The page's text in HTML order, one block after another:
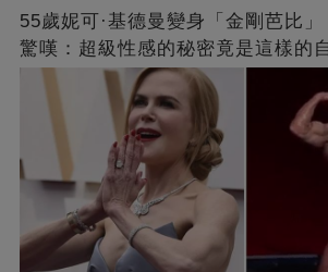
55歲妮可·基德曼變身「金剛芭比
驚嘆：超級性感的秘密竟是這樣的